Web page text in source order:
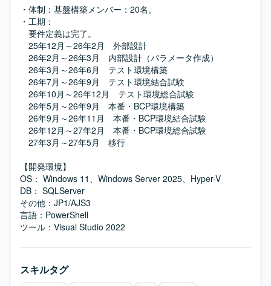
・体制：基盤構築メンバー：20名。
・工期：
要件定義は完了。
25年12月～26年2月　外部設計
26年2月～26年3月　内部設計（パラメータ作成）
26年3月～26年6月　テスト環境構築
26年7月～26年9月　テスト環境結合試験
26年10月～26年12月　テスト環境総合試験
26年5月～26年9月　本番・BCP環境構築
26年9月～26年11月　本番・BCP環境結合試験
26年12月～27年2月　本番・BCP環境総合試験
27年3月～27年5月　移行
【開発環境】
OS： Windows 11、Windows Server 2025、Hyper-V
DB： SQLServer
その他：JP1/AJS3
言語：PowerShell
ツール：Visual Studio 2022
スキルタグ